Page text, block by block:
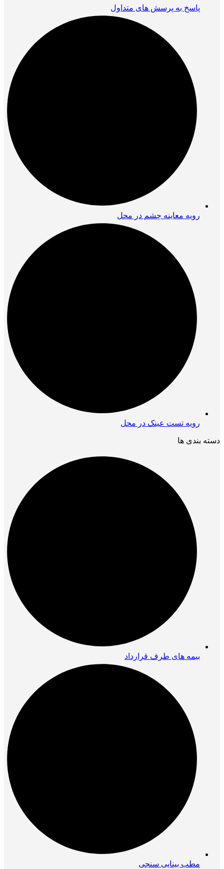
پاسخ به پرسش های متداول
رویه معاینه چشم در محل
رویه تست عینک در محل
دسته بندی ها
بیمه های طرف قرارداد
مطب بینایی سنجی